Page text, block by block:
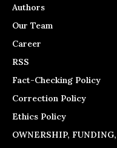
Authors
Our Team
Career
RSS
Fact-Checking Policy
Correction Policy
Ethics Policy
OWNERSHIP,